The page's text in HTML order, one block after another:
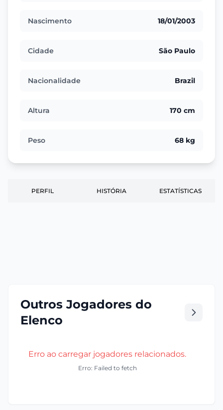
Nascimento 18/01/2003
Cidade São Paulo
Nacionalidade Brazil
Altura 170 cm
Peso 68 kg
PERFIL HISTÓRIA ESTATÍSTICAS
Outros Jogadores do
Elenco
Erro ao carregar jogadores relacionados.
Erro: Failed to fetch